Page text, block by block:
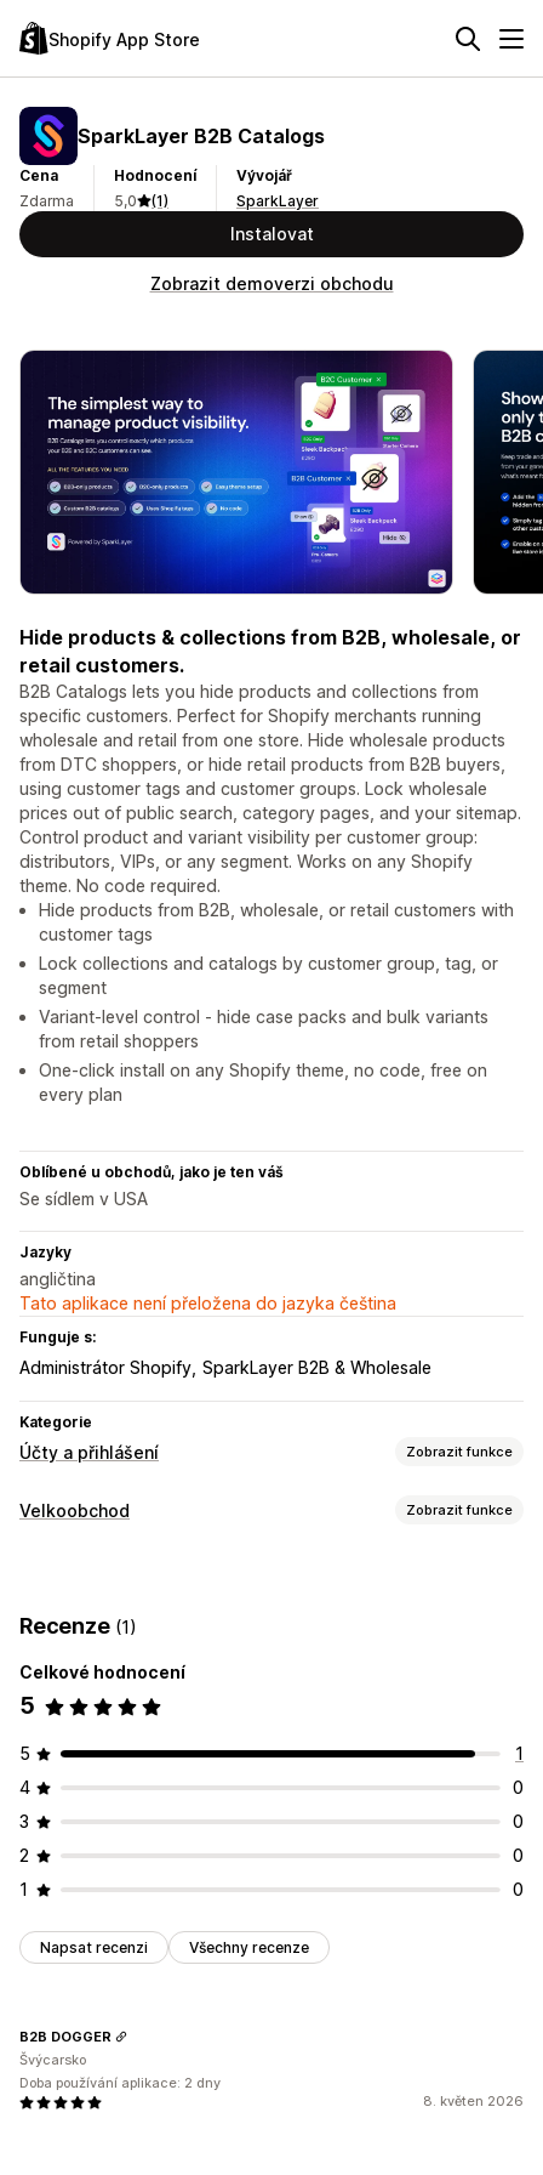
Shopify App Store
SparkLayer B2B Catalogs
Cena
Zdarma
Hodnocení
5,0
(1)
Vývojář
SparkLayer
Instalovat
Zobrazit demoverzi obchodu
Hide products & collections from B2B, wholesale, or
retail customers.
B2B Catalogs lets you hide products and collections from
specific customers. Perfect for Shopify merchants running
wholesale and retail from one store. Hide wholesale products
from DTC shoppers, or hide retail products from B2B buyers,
using customer tags and customer groups. Lock wholesale
prices out of public search, category pages, and your sitemap.
Control product and variant visibility per customer group:
distributors, VIPs, or any segment. Works on any Shopify
theme. No code required.
Hide products from B2B, wholesale, or retail customers with
customer tags
Lock collections and catalogs by customer group, tag, or
segment
Variant-level control - hide case packs and bulk variants
from retail shoppers
One-click install on any Shopify theme, no code, free on
every plan
Oblíbené u obchodů, jako je ten váš
Se sídlem v USA
Jazyky
angličtina
Tato aplikace není přeložena do jazyka čeština
Funguje s:
Administrátor Shopify SparkLayer B2B & Wholesale
Kategorie
Účty a přihlášení Zobrazit funkce
Správa účtu
Omezení přístupu
Velkoobchod Zobrazit funkce
Označování zákazníků
Řízení objednávek
Viditelnost produktů
Recenze (1)
Celkové hodnocení
5
5
1
4
0
3
0
2
0
1
0
Napsat recenzi Všechny recenze
8. květen 2026
B2B DOGGER
Švýcarsko
Doba používání aplikace: 2 dny